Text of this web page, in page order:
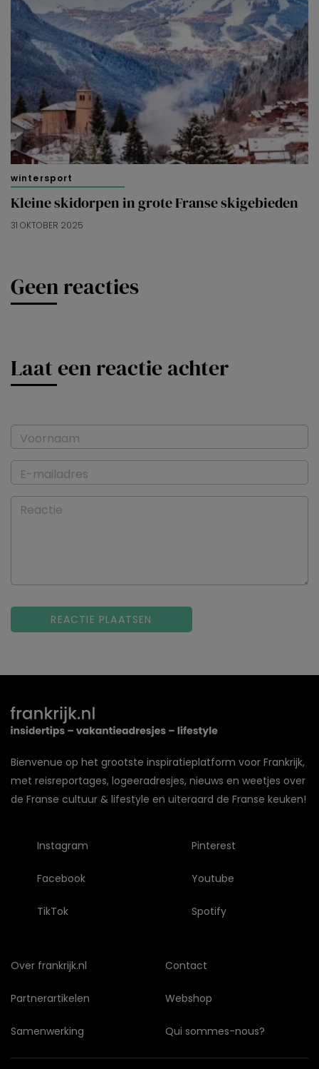
wintersport
Kleine skidorpen in grote Franse skigebieden
31 OKTOBER 2025
Geen reacties
Laat een reactie achter
Voornaam
E-mailadres
Reactie
Bienvenue op het grootste inspiratieplatform voor Frankrijk,
met reisreportages, logeeradresjes, nieuws en weetjes over
de Franse cultuur & lifestyle en uiteraard de Franse keuken!
Instagram
Facebook
TikTok
Pinterest
Youtube
Spotify
Over frankrijk.nl
Partnerartikelen
Samenwerking
Contact
Webshop
Qui sommes-nous?